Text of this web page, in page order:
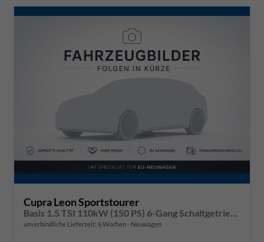
Cupra Leon Sportstourer
unverbindliche Lieferzeit: 6 Wochen Neuwagen